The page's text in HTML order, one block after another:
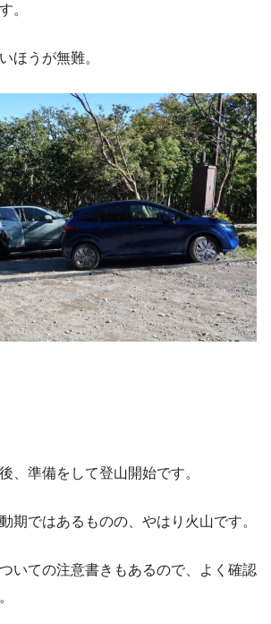
。
ほうが無難。
、準備をして登山開始です。
期ではあるものの、やはり火山です。
いての注意書きもあるので、よく確認